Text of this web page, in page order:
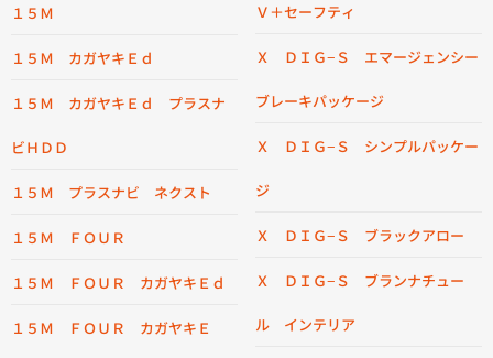
１５Ｍ
１５Ｍ カガヤキＥｄ
１５Ｍ カガヤキＥｄ プラスナ
ビＨＤＤ
１５Ｍ プラスナビ ネクスト
１５Ｍ ＦＯＵＲ
１５Ｍ ＦＯＵＲ カガヤキＥｄ
１５Ｍ ＦＯＵＲ カガヤキＥ
Ｖ＋セーフティ
Ｘ ＤＩＧ−Ｓ エマージェンシー
ブレーキパッケージ
Ｘ ＤＩＧ−Ｓ シンプルパッケー
ジ
Ｘ ＤＩＧ−Ｓ ブラックアロー
Ｘ ＤＩＧ−Ｓ ブランナチュー
ル インテリア